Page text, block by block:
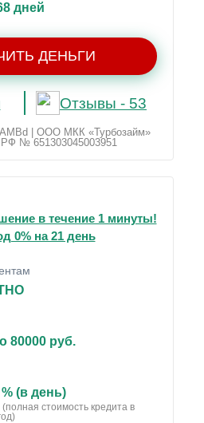
дней
ДЕНЬГИ
Отзывы - 53
| ООО МКК «Турбозайм»
№ 651303045003951
в течение 1 минуты!
0% на 21 день
80000 руб.
(в день)
стоимость кредита в